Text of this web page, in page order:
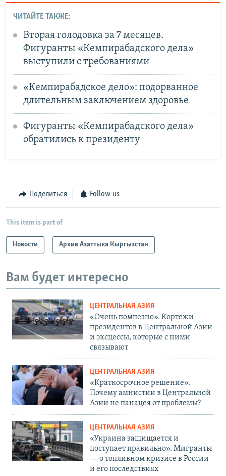
ЧИТАЙТЕ ТАКЖЕ:
Вторая голодовка за 7 месяцев.
Фигуранты «Кемпирабадского дела»
выступили с требованиями
«Кемпирабадское дело»: подорванное
длительным заключением здоровье
Фигуранты «Кемпирабадского дела»
обратились к президенту
Поделиться Follow us
This item is part of
Новости Архив Азаттыка Кыргызстан
Вам будет интересно
ЦЕНТРАЛЬНАЯ АЗИЯ
«Очень помпезно». Кортежи
президентов в Центральной Азии
и эксцессы, которые с ними
связывают
ЦЕНТРАЛЬНАЯ АЗИЯ
«Краткосрочное решение».
Почему амнистии в Центральной
Азии не панацея от проблемы?
ЦЕНТРАЛЬНАЯ АЗИЯ
«Украина защищается и
поступает правильно». Мигранты
— о топливном кризисе в России
и его последствиях